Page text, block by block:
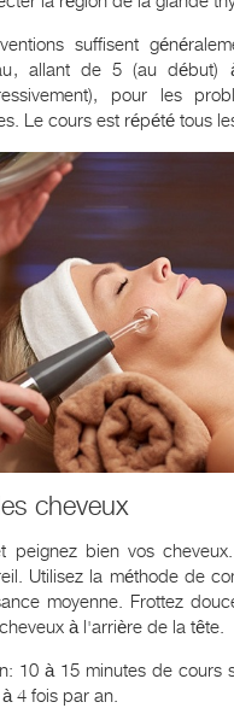
suffisent
allant de 5 (au début)
pour les
Le cours est répété tous
cheveux
peignez bien vos
Utilisez la méthode de
moyenne. Frottez
à l'arrière de la tête.
10 à 15 minutes de cours
4 fois par an.